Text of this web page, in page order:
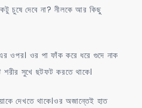
চুষে দেবে না? নীলকে আর কিছু
ওপর। ওর পা ফাঁক করে ধরে গুদে নাক
শরীর সুখে ছটফট করতে থাকে।
দেখতে থাকে।ওর অজান্তেই হাত